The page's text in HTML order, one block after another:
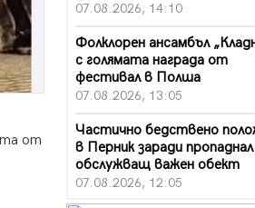
от
07.08.2026, 14:10
Фолклорен ансамбъл
с голямата награда от
фестивал в Полша
07.08.2026, 13:05
Частично бедствено
в Перник заради
обслужващ важен обект
07.08.2026, 12:05